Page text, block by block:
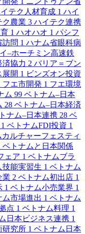
テク人材育成 1 ハイ
ク農業 3 ハイテク連携
1 ハオハオ 1 パシフ
訪問 1 ハナム省眼科病
–ホーチミン高速鉄
済協力 2 バリア＝ブン
展開 1 ビンズオン投資
フエ市開発 1 フエ環境
ム 99 ベトナム–日本
28 ベトナム–日本経済
ナム–日本連携 28 ベ
1 ベトナムFDI投資 1
ルチャーフェスティ
ベトナムと日本関係
ェア 1 ベトナムブラ
技能実習生 1 ベトナム
業 2 ベトナム初出店 1
1 ベトナム小売業界 1
ム市場進出 1 ベトナム
点 1 ベトナム料理 1
日本ビジネス連携 1
研究所 1 ベトナム日本